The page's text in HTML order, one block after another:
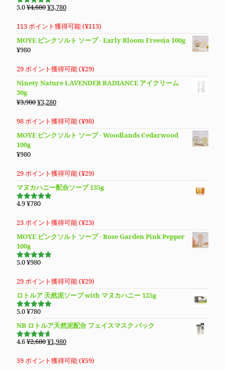
で
た。
す。
5段階で
5.0¥4,680元
価
は
し
た。
¥3,780現
の
格
¥3,780
で
す。
113 ポイント獲得可能 (¥113)
MOYE ピンクソルト ソープ - Early Bloom Freesia 100g
¥980
29 ポイント獲得可能 (¥29)
Ninety Nature LAVENDER RADIANCE アイクリーム
30g
¥3,980元
価
格
は
た。
¥3,280現
の
格
で
す。
98 ポイント獲得可能 (¥98)
MOYE ピンクソルト ソープ - Woodlands Cedarwood
100g
¥980
29 ポイント獲得可能 (¥29)
マヌカハニー配合ソープ 135g
5段階で
4.9¥780
23 ポイント獲得可能 (¥23)
MOYE ピンクソルト ソープ - Rose Garden Pink Pepper
100g
5段階で
5.0¥980
29 ポイント獲得可能 (¥29)
ロトルア 天然泥ソープ with マヌカハニー 125g
5段階で
5.0¥780
NB ロトルア天然泥配合 フェイスマスク パック
5段階で
4.6¥2,680元
価
¥1,980現
の
59 ポイント獲得可能 (¥59)